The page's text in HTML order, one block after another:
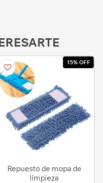
15% OFF
Repuesto de mopa de
limpieza